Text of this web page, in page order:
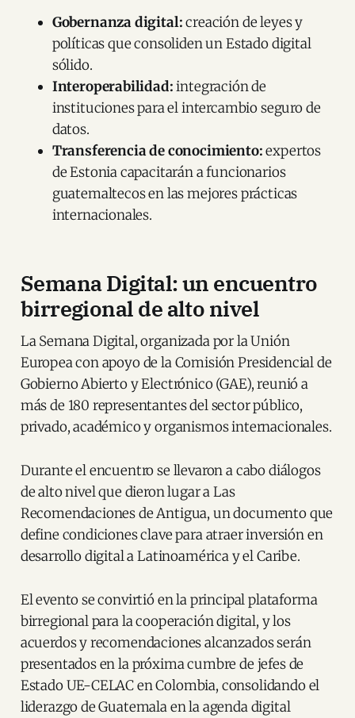
Gobernanza digital:creación de leyes y
políticas que consoliden un Estado digital
sólido.
Interoperabilidad:integración de
instituciones para el intercambio seguro de
datos.
Transferencia de conocimiento:expertos
de Estonia capacitarán a funcionarios
guatemaltecos en las mejores prácticas
internacionales.
Semana Digital: un encuentro
birregional de alto nivel
La Semana Digital, organizada por la Unión
Europea con apoyo de la Comisión Presidencial de
Gobierno Abierto y Electrónico (GAE), reunió a
más de 180 representantes del sector público,
privado, académico y organismos internacionales.
Durante el encuentro se llevaron a cabo diálogos
de alto nivel que dieron lugar a Las
Recomendaciones de Antigua, un documento que
define condiciones clave para atraer inversión en
desarrollo digital a Latinoamérica y el Caribe.
El evento se convirtió en la principal plataforma
birregional para la cooperación digital, y los
acuerdos y recomendaciones alcanzados serán
presentados en la próxima cumbre de jefes de
Estado UE-CELAC en Colombia, consolidando el
liderazgo de Guatemala en la agenda digital